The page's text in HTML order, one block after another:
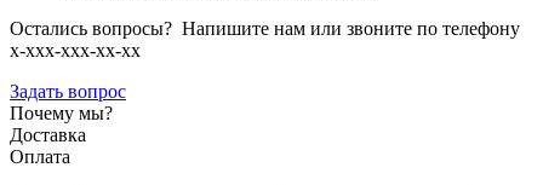
Остались вопросы? Напишите нам или звоните по телефону
х-ххх-ххх-хх-хх
Задать вопрос
Почему мы?
Доставка
Оплата